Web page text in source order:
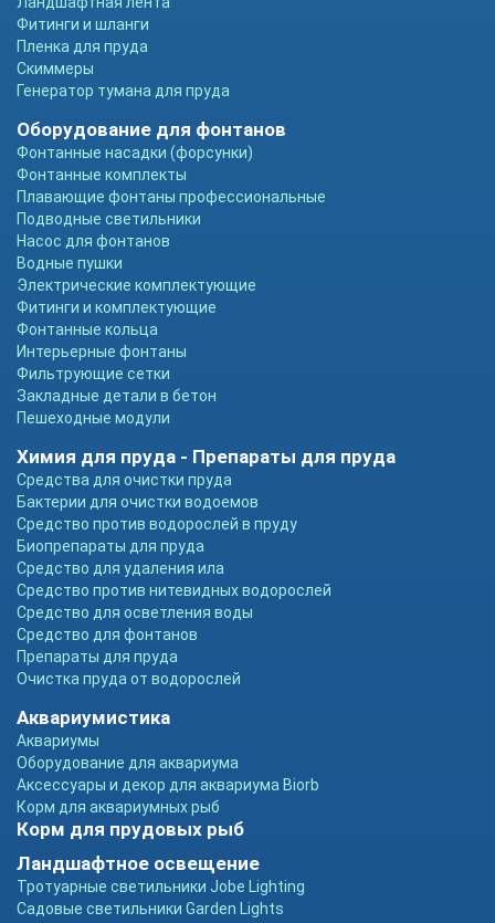
Фитинги и шланги
Пленка для пруда
Скиммеры
Генератор тумана для пруда
Оборудование для фонтанов
Фонтанные насадки (форсунки)
Фонтанные комплекты
Плавающие фонтаны профессиональные
Подводные светильники
Насос для фонтанов
Водные пушки
Электрические комплектующие
Фитинги и комплектующие
Фонтанные кольца
Интерьерные фонтаны
Фильтрующие сетки
Закладные детали в бетон
Пешеходные модули
Химия для пруда - Препараты для пруда
Средства для очистки пруда
Бактерии для очистки водоемов
Средство против водорослей в пруду
Биопрепараты для пруда
Средство для удаления ила
Средство против нитевидных водорослей
Средство для осветления воды
Средство для фонтанов
Препараты для пруда
Очистка пруда от водорослей
Аквариумистика
Аквариумы
Оборудование для аквариума
Аксессуары и декор для аквариума Biorb
Корм для аквариумных рыб
Корм для прудовых рыб
Ландшафтное освещение
Тротуарные светильники Jobe Lighting
Садовые светильники Garden Lights